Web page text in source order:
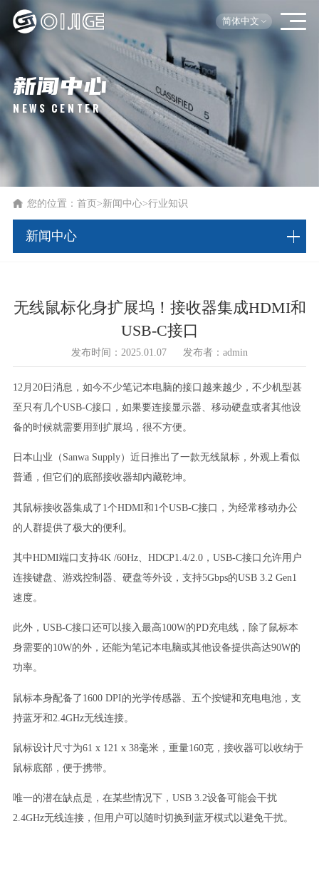
简体中文
新闻中心
NEWS CENTER
您的位置：首页>新闻中心>行业知识
新闻中心
无线鼠标化身扩展坞！接收器集成HDMI和
USB-C接口
发布时间：2025.01.07 发布者：admin
12月20日消息，如今不少笔记本电脑的接口越来越少，不少机型甚
至只有几个USB-C接口，如果要连接显示器、移动硬盘或者其他设
备的时候就需要用到扩展坞，很不方便。
日本山业（Sanwa Supply）近日推出了一款无线鼠标，外观上看似
普通，但它们的底部接收器却内藏乾坤。
其鼠标接收器集成了1个HDMI和1个USB-C接口，为经常移动办公
的人群提供了极大的便利。
其中HDMI端口支持4K /60Hz、HDCP1.4/2.0，USB-C接口允许用户
连接键盘、游戏控制器、硬盘等外设，支持5Gbps的USB 3.2 Gen1
速度。
此外，USB-C接口还可以接入最高100W的PD充电线，除了鼠标本
身需要的10W的外，还能为笔记本电脑或其他设备提供高达90W的
功率。
鼠标本身配备了1600 DPI的光学传感器、五个按键和充电电池，支
持蓝牙和2.4GHz无线连接。
鼠标设计尺寸为61 x 121 x 38毫米，重量160克，接收器可以收纳于
鼠标底部，便于携带。
唯一的潜在缺点是，在某些情况下，USB 3.2设备可能会干扰
2.4GHz无线连接，但用户可以随时切换到蓝牙模式以避免干扰。